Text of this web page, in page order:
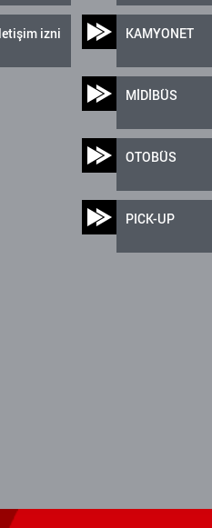
izni KAMYONET
MİDİBÜS
OTOBÜS
PICK-UP